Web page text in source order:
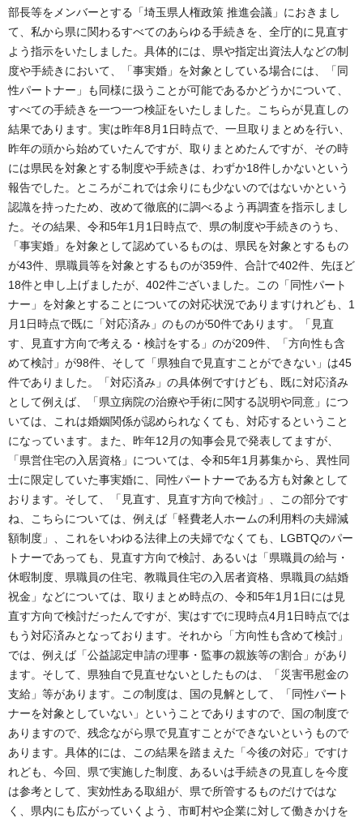
部長等をメンバーとする「埼玉県人権政策 推進会議」におきまし
て、私から県に関わるすべてのあらゆる手続きを、全庁的に見直す
よう指示をいたしました。具体的には、県や指定出資法人などの制
度や手続きにおいて、「事実婚」を対象としている場合には、「同
性パートナー」も同様に扱うことが可能であるかどうかについて、
すべての手続きを一つ一つ検証をいたしました。こちらが見直しの
結果であります。実は昨年8月1日時点で、一旦取りまとめを行い、
昨年の頭から始めていたんですが、取りまとめたんですが、その時
には県民を対象とする制度や手続きは、わずか18件しかないという
報告でした。ところがこれでは余りにも少ないのではないかという
認識を持ったため、改めて徹底的に調べるよう再調査を指示しまし
た。その結果、令和5年1月1日時点で、県の制度や手続きのうち、
「事実婚」を対象として認めているものは、県民を対象とするもの
が43件、県職員等を対象とするものが359件、合計で402件、先ほど
18件と申し上げましたが、402件ございました。この「同性パート
ナー」を対象とすることについての対応状況でありますけれども、1
月1日時点で既に「対応済み」のものが50件であります。「見直
す、見直す方向で考える・検討をする」のが209件、「方向性も含
めて検討」が98件、そして「県独自で見直すことができない」は45
件でありました。「対応済み」の具体例ですけども、既に対応済み
として例えば、「県立病院の治療や手術に関する説明や同意」につ
いては、これは婚姻関係が認められなくても、対応するということ
になっています。また、昨年12月の知事会見で発表してますが、
「県営住宅の入居資格」については、令和5年1月募集から、異性同
士に限定していた事実婚に、同性パートナーである方も対象として
おります。そして、「見直す、見直す方向で検討」、この部分です
ね、こちらについては、例えば「軽費老人ホームの利用料の夫婦減
額制度」、これをいわゆる法律上の夫婦でなくても、LGBTQのパー
トナーであっても、見直す方向で検討、あるいは「県職員の給与・
休暇制度、県職員の住宅、教職員住宅の入居者資格、県職員の結婚
祝金」などについては、取りまとめ時点の、令和5年1月1日には見
直す方向で検討だったんですが、実はすでに現時点4月1日時点では
もう対応済みとなっております。それから「方向性も含めて検討」
では、例えば「公益認定申請の理事・監事の親族等の割合」があり
ます。そして、県独自で見直せないとしたものは、「災害弔慰金の
支給」等があります。この制度は、国の見解として、「同性パート
ナーを対象としていない」ということでありますので、国の制度で
ありますので、残念ながら県で見直すことができないというもので
あります。具体的には、この結果を踏まえた「今後の対応」ですけ
れども、今回、県で実施した制度、あるいは手続きの見直しを今度
は参考として、実効性ある取組が、県で所管するものだけではな
く、県内にも広がっていくよう、市町村や企業に対して働きかけを